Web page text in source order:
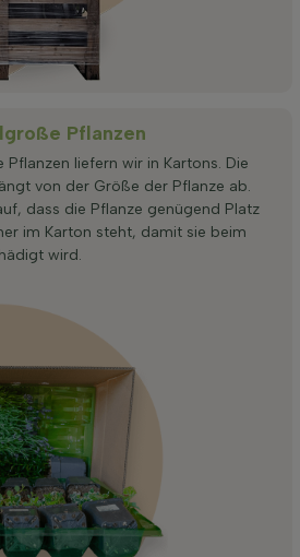
Pflanzen
liefern wir in Kartons. Die
von der Größe der Pflanze ab.
dass die Pflanze genügend Platz
im Karton steht, damit sie beim
wird.